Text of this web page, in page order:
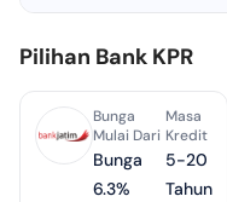
Pilihan Bank KPR
Bunga
Mulai Dari
Bunga
6.3%
Masa
Kredit
5-20
Tahun